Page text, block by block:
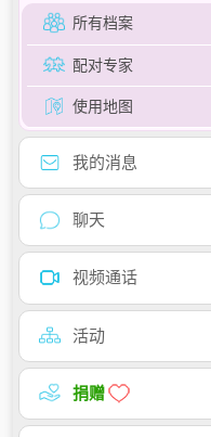
所有档案
配对专家
使用地图
我的消息
聊天
视频通话
活动
捐赠